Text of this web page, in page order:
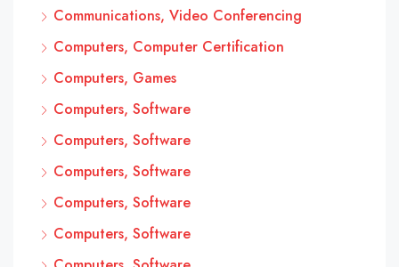
Communications, Video Conferencing
Computers, Computer Certification
Computers, Games
Computers, Software
Computers, Software
Computers, Software
Computers, Software
Computers, Software